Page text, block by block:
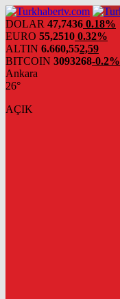
DOLAR 47,7436 0.18%
EURO 55,2510 0.32%
ALTIN 6.660,552,59
BITCOIN 3093268-0.2%
Ankara
26°
AÇIK